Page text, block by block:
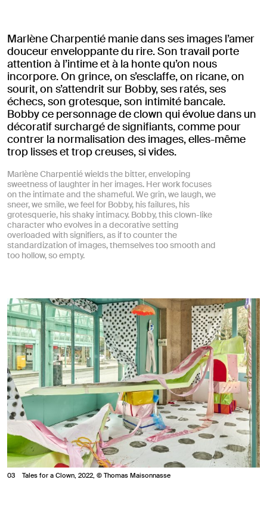
Marlène Charpentié manie dans ses images l’amer
douceur enveloppante du rire. Son travail porte
attention à l’intime et à la honte qu’on nous
incorpore. On grince, on s’esclaffe, on ricane, on
sourit, on s’attendrit sur Bobby, ses ratés, ses
échecs, son grotesque, son intimité bancale.
Bobby ce personnage de clown qui évolue dans un
décoratif surchargé de signifiants, comme pour
contrer la normalisation des images, elles-même
trop lisses et trop creuses, si vides.
Marlène Charpentié wields the bitter, enveloping
sweetness of laughter in her images. Her work focuses
on the intimate and the shameful. We grin, we laugh, we
sneer, we smile, we feel for Bobby, his failures, his
grotesquerie, his shaky intimacy. Bobby, this clown-like
character who evolves in a decorative setting
overloaded with signifiers, as if to counter the
standardization of images, themselves too smooth and
too hollow, so empty.
3 Tales for a Clown, 2022, © Thomas Maisonnasse